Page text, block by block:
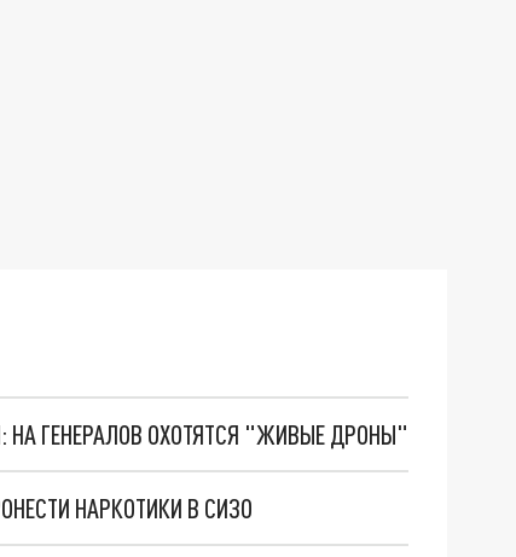
НА ГЕНЕРАЛОВ ОХОТЯТСЯ "ЖИВЫЕ ДРОНЫ"
НАРКОТИКИ В СИЗО